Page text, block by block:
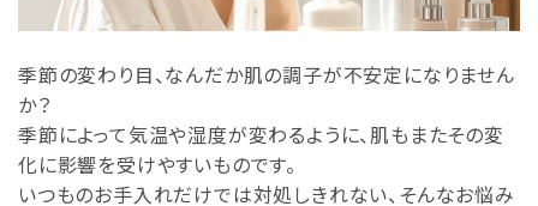
季節の変わり目、なんだか肌の調子が不安定になりません
か？
季節によって気温や湿度が変わるように、肌もまたその変
化に影響を受けやすいものです。
いつものお手入れだけでは対処しきれない、そんなお悩み